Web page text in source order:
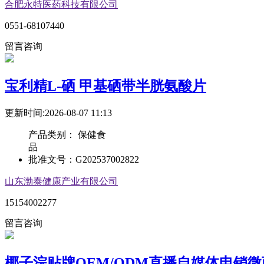
合肥永特医药科技有限公司
0551-68107440
留言咨询
宝利精L-硒 甲基硒带半胱氨酸片
更新时间:2026-08-07 11:13
产品类别： 保健食
品
批准文号： G202537002822
山东渤泰健康产业有限公司
15154002277
留言咨询